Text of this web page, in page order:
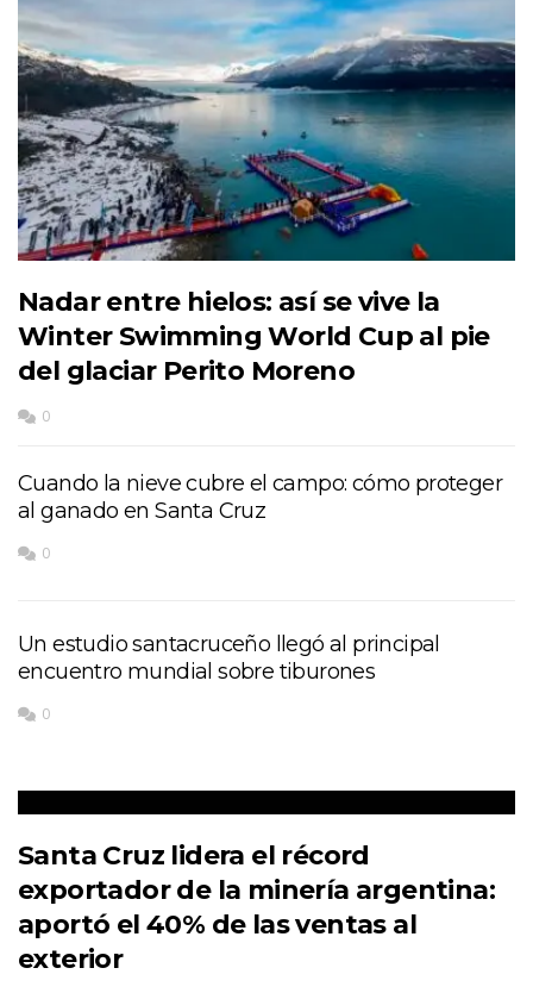
Nadar entre hielos: así se vive la
Winter Swimming World Cup al pie
del glaciar Perito Moreno
0
Cuando la nieve cubre el campo: cómo proteger
al ganado en Santa Cruz
0
Un estudio santacruceño llegó al principal
encuentro mundial sobre tiburones
0
Santa Cruz lidera el récord
exportador de la minería argentina:
aportó el 40% de las ventas al
exterior